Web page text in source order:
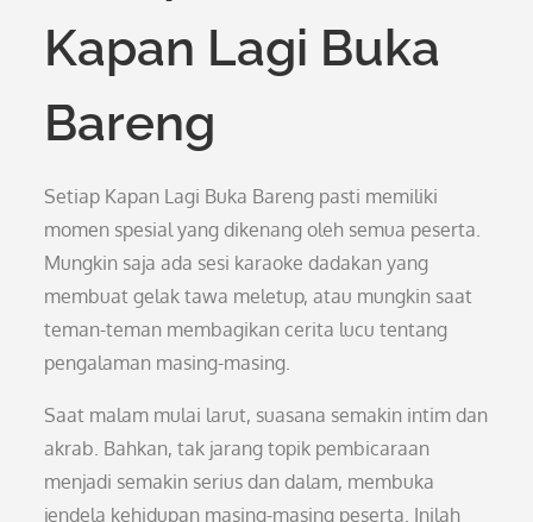
Kapan Lagi Buka
Bareng
Setiap Kapan Lagi Buka Bareng pasti memiliki
momen spesial yang dikenang oleh semua peserta.
Mungkin saja ada sesi karaoke dadakan yang
membuat gelak tawa meletup, atau mungkin saat
teman-teman membagikan cerita lucu tentang
pengalaman masing-masing.
Saat malam mulai larut, suasana semakin intim dan
akrab. Bahkan, tak jarang topik pembicaraan
menjadi semakin serius dan dalam, membuka
jendela kehidupan masing-masing peserta. Inilah